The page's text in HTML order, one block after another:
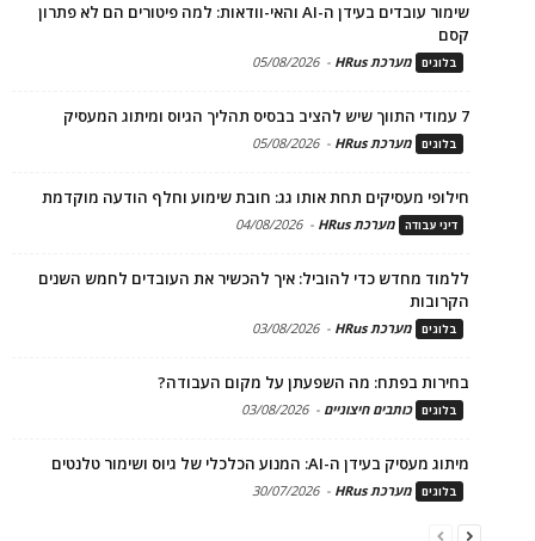
שימור עובדים בעידן ה-AI והאי-וודאות: למה פיטורים הם לא פתרון
קסם
בלוגים מערכת HRus -
05/08/2026
7 עמודי התווך שיש להציב בבסיס תהליך הגיוס ומיתוג המעסיק
בלוגים מערכת HRus -
05/08/2026
חילופי מעסיקים תחת אותו גג: חובת שימוע וחלף הודעה מוקדמת
דיני עבודה מערכת HRus -
04/08/2026
ללמוד מחדש כדי להוביל: איך להכשיר את העובדים לחמש השנים
הקרובות
בלוגים מערכת HRus -
03/08/2026
בחירות בפתח: מה השפעתן על מקום העבודה?
בלוגים כותבים חיצוניים -
03/08/2026
מיתוג מעסיק בעידן ה-AI: המנוע הכלכלי של גיוס ושימור טלנטים
בלוגים מערכת HRus -
30/07/2026